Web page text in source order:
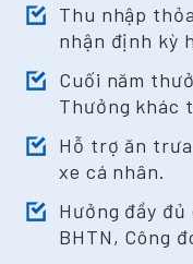
Thu nhập
nhận định kỳ
Cuối năm
Thưởng khác
Hỗ trợ ăn
xe cá nhân.
Hưởng đầy đủ
BHTN, Công